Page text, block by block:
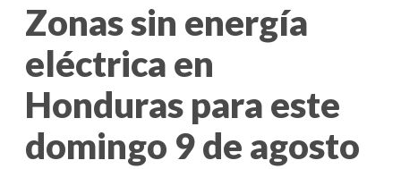
Zonas sin energía
eléctrica en
Honduras para este
domingo 9 de agosto